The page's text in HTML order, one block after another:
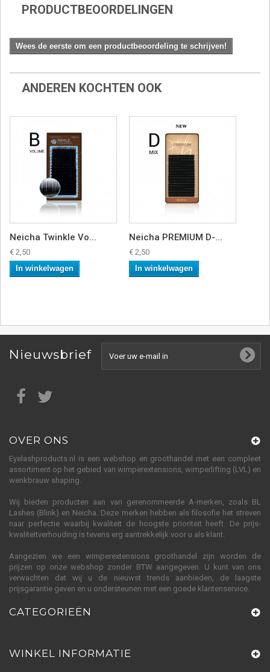
PRODUCTBEOORDELINGEN
Wees de eerste om een productbeoordeling te schrijven!
ANDEREN KOCHTEN OOK
Neicha Twinkle Vo...
€ 2,50
In winkelwagen
Neicha PREMIUM D-...
€ 2,50
In winkelwagen
Nieuwsbrief
OVER ONS
Eyelashproducts.nl is een webshop en groothandel met een compleet
assortiment op het gebied van wimperextensions, wimperlifting (LVL) en
wenkbrauw shaping.
Wij bieden producten aan van gerenommeerde A-merken, zoals BL
Lashes (Blink) en Neicha. Deze merken hebben als filosofie het streven
naar perfectie waarbij kwaliteit de hoogste prioriteit heeft. De prijs-
kwaliteitverhouding is tevens erg aantrekkelijk voor u als klant.
Aangezien we een wimperextensions groothandel zijn worden de
prijzen op onze webshop zonder BTW aangegeven. U kunt van ons
verwachten dat wij u de nieuwst trends aanbieden, de laagste
prijsgarantie geven en u ondersteunen met een goede klantenservice.
CATEGORIEËN
WINKEL INFORMATIE